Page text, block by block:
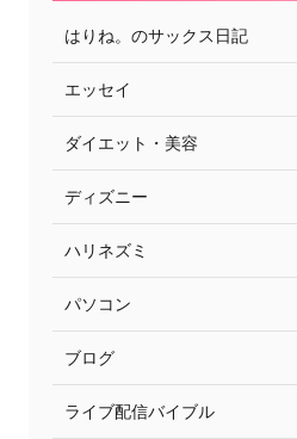
はりね。のサックス日記
エッセイ
ダイエット・美容
ディズニー
ハリネズミ
パソコン
ブログ
ライブ配信バイブル